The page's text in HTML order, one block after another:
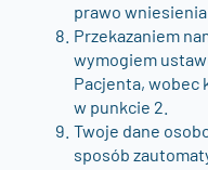
prawo
Przekazaniem
wymogiem
Pacjenta, wobec
w punkcie 2.
Twoje dane
sposób